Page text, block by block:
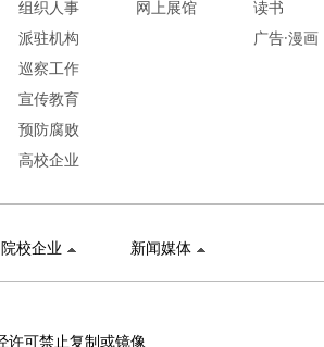
组织人事
派驻机构
巡察工作
宣传教育
预防腐败
高校企业
网上展馆
读书
广告·漫画
院校企业 新闻媒体
可禁止复制或镜像